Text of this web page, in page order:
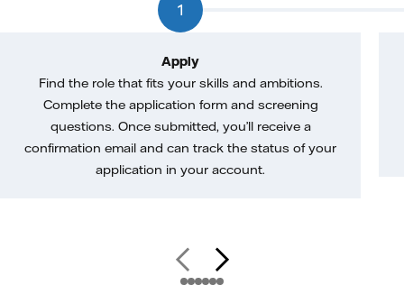
1
Apply
Find the role that fits your skills and ambitions.
Complete the application form and screening
questions. Once submitted, you’ll receive a
confirmation email and can track the status of your
application in your account.